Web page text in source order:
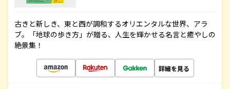
古きと新しき、東と西が調和するオリエンタルな世界、アラ
ブ。「地球の歩き方」が贈る、人生を輝かせる名言と癒やしの
絶景集！
詳細を見る